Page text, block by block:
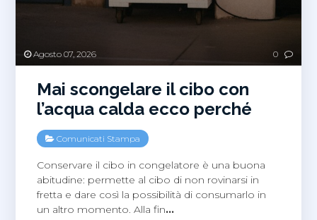
Agosto 07, 2026 0
Mai scongelare il cibo con
l’acqua calda ecco perché
Comunicati Stampa
Conservare il cibo in congelatore è una buona
abitudine: permette al cibo di non rovinarsi in
fretta e dare così la possibilità di consumarlo in
un altro momento. Alla fin…